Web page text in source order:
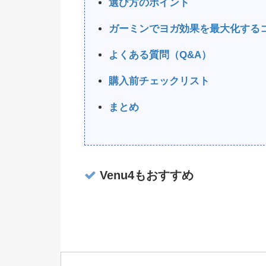
選び方のポイント
ガーミンでヨガ効果を最大化する
よくある質問（Q&A）
購入前チェックリスト
まとめ
Venu4もおすすめ